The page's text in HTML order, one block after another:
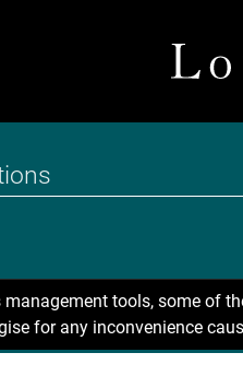
tools, some of
for any inconvenience